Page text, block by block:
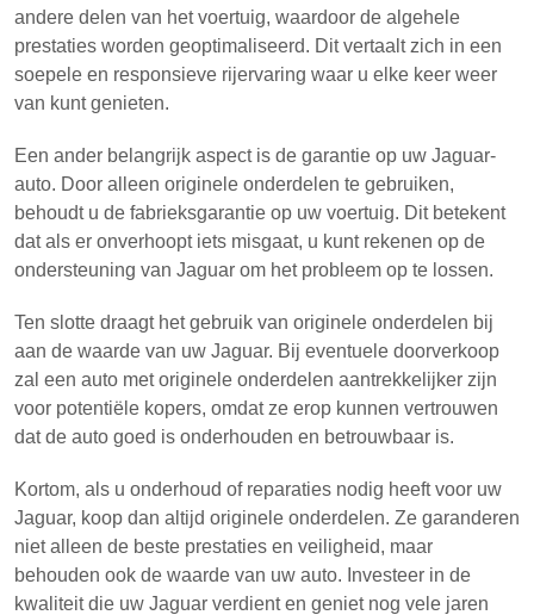
andere delen van het voertuig, waardoor de algehele
prestaties worden geoptimaliseerd. Dit vertaalt zich in een
soepele en responsieve rijervaring waar u elke keer weer
van kunt genieten.
Een ander belangrijk aspect is de garantie op uw Jaguar-
auto. Door alleen originele onderdelen te gebruiken,
behoudt u de fabrieksgarantie op uw voertuig. Dit betekent
dat als er onverhoopt iets misgaat, u kunt rekenen op de
ondersteuning van Jaguar om het probleem op te lossen.
Ten slotte draagt het gebruik van originele onderdelen bij
aan de waarde van uw Jaguar. Bij eventuele doorverkoop
zal een auto met originele onderdelen aantrekkelijker zijn
voor potentiële kopers, omdat ze erop kunnen vertrouwen
dat de auto goed is onderhouden en betrouwbaar is.
Kortom, als u onderhoud of reparaties nodig heeft voor uw
Jaguar, koop dan altijd originele onderdelen. Ze garanderen
niet alleen de beste prestaties en veiligheid, maar
behouden ook de waarde van uw auto. Investeer in de
kwaliteit die uw Jaguar verdient en geniet nog vele jaren